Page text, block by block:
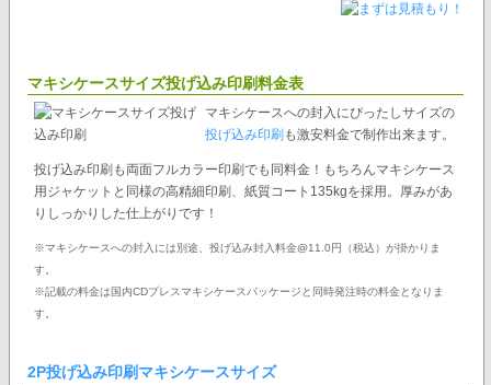
マキシケースサイズ投げ込み印刷料金表
マキシケースへの封入にぴったしサイズの
投げ込み印刷 も激安料金で制作出来ます。
投げ込み印刷も両面フルカラー印刷でも同料金！もちろんマキシケース
用ジャケットと同様の高精細印刷、紙質コート135kgを採用。厚みがあ
りしっかりした仕上がりです！
※マキシケースへの封入には別途、投げ込み封入料金@11.0円（税込）が掛かりま
す。
※記載の料金は国内CDプレスマキシケースパッケージと同時発注時の料金となりま
す。
2P投げ込み印刷マキシケースサイズ